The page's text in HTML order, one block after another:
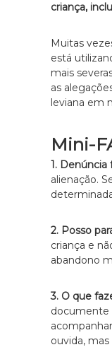
criança,
Muitas
está
mais
as
leviana em
Mini-
1. Denúncia
alienação.
2. Posso
criança e
abandono
3. O que
documente
ouvida,